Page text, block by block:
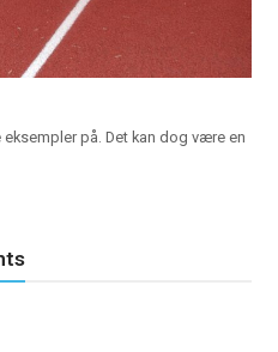
på. Det kan dog være en